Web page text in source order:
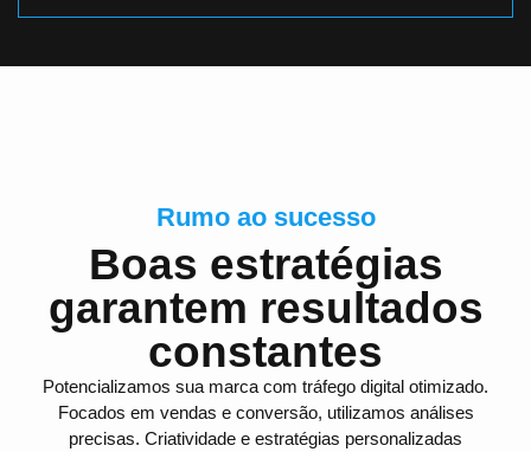
Rumo ao sucesso
Boas estratégias
garantem resultados
constantes
Potencializamos sua marca com tráfego digital otimizado.
Focados em vendas e conversão, utilizamos análises
precisas. Criatividade e estratégias personalizadas